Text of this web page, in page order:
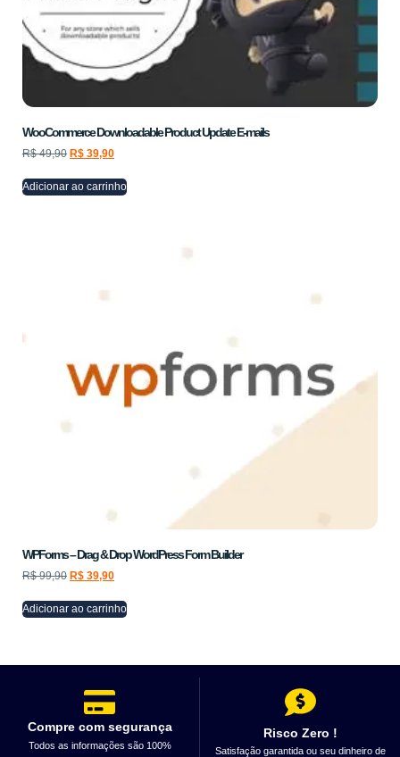
WooCommerce Downloadable Product Update E-mails
R$49,90 R$ 39,90
Adicionar ao carrinho
WPForms – Drag & Drop WordPress Form Builder
R$99,90 R$ 39,90
Adicionar ao carrinho
Compre com segurança
Todos as informações são 100%
Risco Zero !
Satisfação garantida ou seu dinheiro de